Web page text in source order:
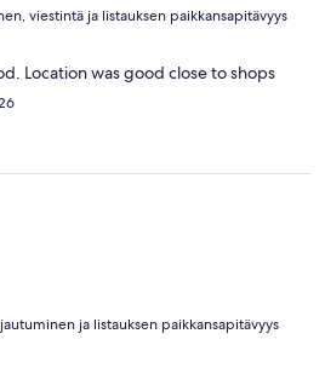
viestintä ja listauksen paikkansapitävyys
Location was good close to shops
ja listauksen paikkansapitävyys